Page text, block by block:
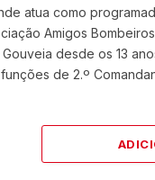
atua como
Amigos
desde os 13
de 2.º